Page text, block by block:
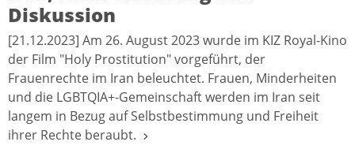
Diskussion
[21.12.2023] Am 26. August 2023 wurde im KIZ Royal-Kino
der Film "Holy Prostitution" vorgeführt, der
Frauenrechte im Iran beleuchtet. Frauen, Minderheiten
und die LGBTQIA+-Gemeinschaft werden im Iran seit
langem in Bezug auf Selbstbestimmung und Freiheit
ihrer Rechte beraubt.